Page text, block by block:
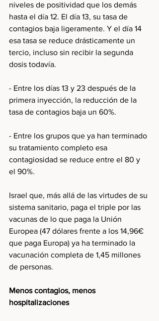
niveles de positividad que los demás
hasta el día 12. El día 13, su tasa de
contagios baja ligeramente. Y el día 14
esa tasa se reduce drásticamente un
tercio, incluso sin recibir la segunda
dosis todavía.
- Entre los días 13 y 23 después de la
primera inyección, la reducción de la
tasa de contagios baja un 60%.
- Entre los grupos que ya han terminado
su tratamiento completo esa
contagiosidad se reduce entre el 80 y
el 90%.
Israel que, más allá de las virtudes de su
sistema sanitario, paga el triple por las
vacunas de lo que paga la Unión
Europea (47 dólares frente a los 14,96€
que paga Europa) ya ha terminado la
vacunación completa de 1,45 millones
de personas.
Menos contagios, menos
hospitalizaciones